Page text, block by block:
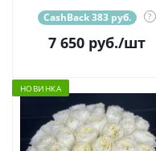
CashBack 383 руб. ?
7 650руб./шт
НОВИНКА